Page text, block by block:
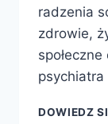
radzenia
zdrowie,
DOWIEDZ